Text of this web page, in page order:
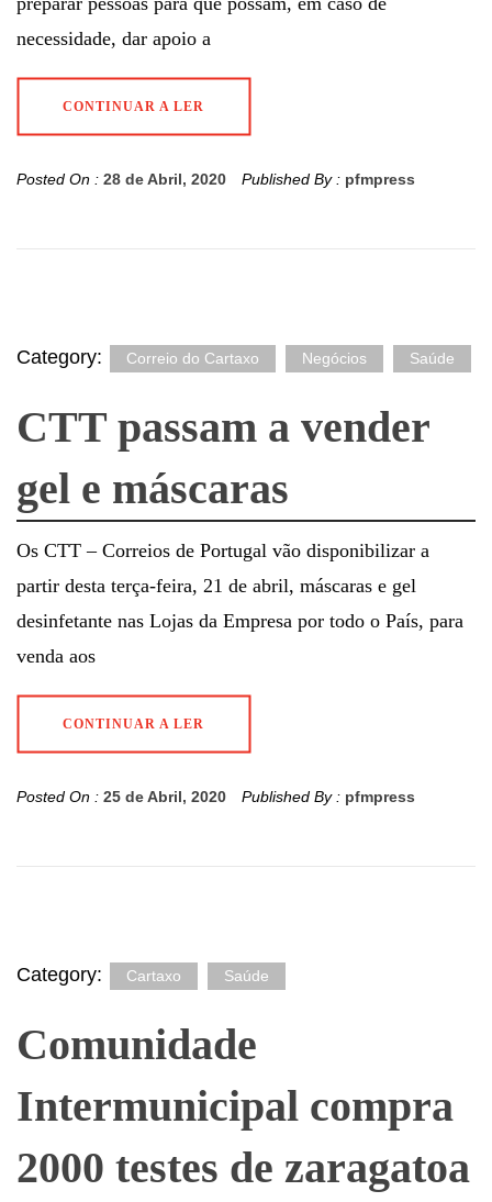
necessidade, dar apoio a
CONTINUAR A LER
Posted On : 28 de Abril, 2020 Published By : pfmpress
Category: Correio do Cartaxo Negócios Saúde
CTT passam a vender
gel e máscaras
Os CTT – Correios de Portugal vão disponibilizar a
partir desta terça-feira, 21 de abril, máscaras e gel
desinfetante nas Lojas da Empresa por todo o País, para
venda aos
CONTINUAR A LER
Posted On : 25 de Abril, 2020 Published By : pfmpress
Category: Cartaxo Saúde
Comunidade
Intermunicipal compra
2000 testes de zaragatoa